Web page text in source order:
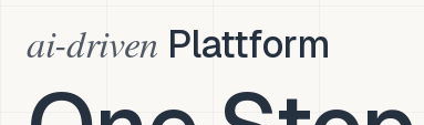
ai-driven Plattform